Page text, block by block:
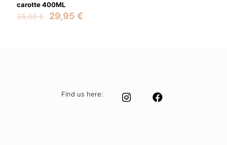
carotte 400ML
35,00€
Original
29,95 €
Find us here: